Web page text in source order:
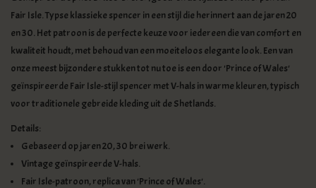
Fair Isle. Typse klassieke spencer in een stijl die herinnert aan de jaren 20
en 30. Het patroon is de perfecte keuze voor iedereen die van comfort en
kwaliteit houdt, met behoud van een moeiteloos elegante look. Een van
onze meest bijzondere stukken tot nu toe is een door 'Prince of Wales'
geïnspireerde Fair Isle-stijl spencer met V-hals in warme kleuren, typisch
voor traditionele gebreide kleding uit de Shetlands.
Details:
Gebaseerd op jaren 20, 30 brei werk.
Vintage geïnspireerde V-hals.
Fair Isle-patroon, replica van 'Prince of Wales'.